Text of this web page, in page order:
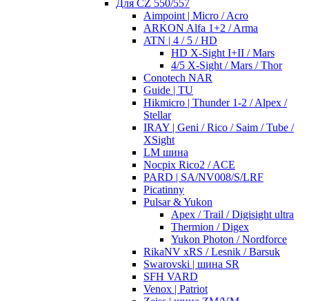
Для CZ 550/557
Aimpoint | Micro / Acro
ARKON Alfa 1+2 / Arma
ATN | 4 / 5 / HD
HD X-Sight I+II / Mars
4/5 X-Sight / Mars / Thor
Conotech NAR
Guide | TU
Hikmicro | Thunder 1-2 / Alpex /
Stellar
IRAY | Geni / Rico / Saim / Tube /
XSight
LM шина
Nocpix Rico2 / ACE
PARD | SA/NV008/S/LRF
Picatinny
Pulsar & Yukon
Apex / Trail / Digisight ultra
Thermion / Digex
Yukon Photon / Nordforce
RikaNV xRS / Lesnik / Barsuk
Swarovski | шина SR
SFH VARD
Venox | Patriot